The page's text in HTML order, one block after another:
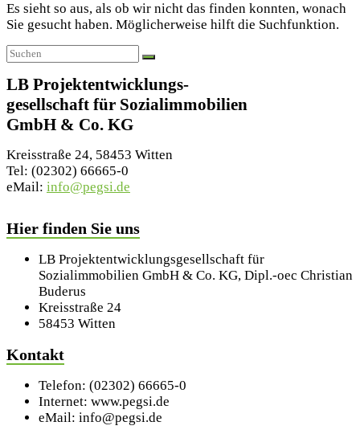
Es sieht so aus, als ob wir nicht das finden konnten, wonach
Sie gesucht haben. Möglicherweise hilft die Suchfunktion.
LB Projektentwicklungs-
gesellschaft für Sozialimmobilien
GmbH & Co. KG
Kreisstraße 24, 58453 Witten
Tel: (02302) 66665-0
eMail: info@pegsi.de
Hier finden Sie uns
LB Projektentwicklungsgesellschaft für
Sozialimmobilien GmbH & Co. KG, Dipl.-oec Christian
Buderus
Kreisstraße 24
58453 Witten
Kontakt
Telefon: (02302) 66665-0
Internet: www.pegsi.de
eMail: info@pegsi.de